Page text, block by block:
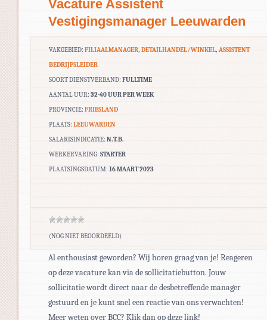
Vacature Assistent
Vestigingsmanager Leeuwarden
VAKGEBIED: FILIAALMANAGER, DETAILHANDEL/WINKEL, ASSISTENT
BEDRIJFSLEIDER
SOORT DIENSTVERBAND: FULLTIME
AANTAL UUR: 32-40 UUR PER WEEK
PROVINCIE: FRIESLAND
PLAATS: LEEUWARDEN
SALARISINDICATIE: N.T.B.
WERKERVARING: STARTER
PLAATSINGSDATUM: 16 MAART 2023
(NOG NIET BEOORDEELD)
Al enthousiast geworden? Wij horen graag van je! Reageren
op deze vacature kan via de sollicitatiebutton. Jouw
sollicitatie wordt direct naar de desbetreffende manager
gestuurd en je kunt snel een reactie van ons verwachten!
Meer weten over BCC? Klik dan op deze link!